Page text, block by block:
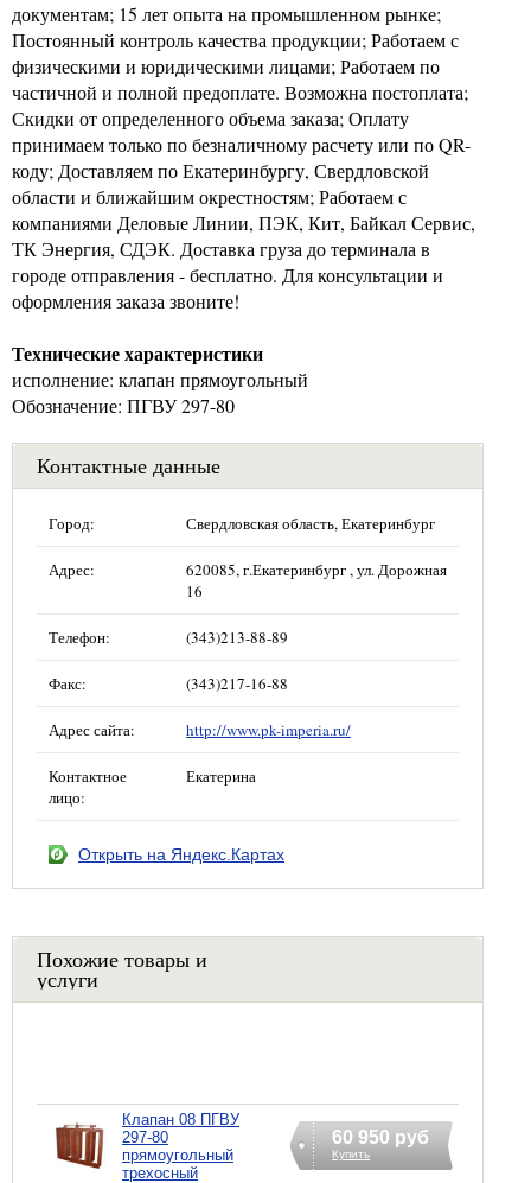
документам; 15 лет опыта на промышленном рынке;
Постоянный контроль качества продукции; Работаем с
физическими и юридическими лицами; Работаем по
частичной и полной предоплате. Возможна постоплата;
Скидки от определенного объема заказа; Оплату
принимаем только по безналичному расчету или по QR-
коду; Доставляем по Екатеринбургу, Свердловской
области и ближайшим окрестностям; Работаем с
компаниями Деловые Линии, ПЭК, Кит, Байкал Сервис,
ТК Энергия, СДЭК. Доставка груза до терминала в
городе отправления - бесплатно. Для консультации и
оформления заказа звоните!
Технические характеристики
исполнение: клапан прямоугольный
Обозначение: ПГВУ 297-80
Контактные данные
Город: Свердловская область, Екатеринбург
Адрес:
620085, г.Екатеринбург , ул. Дорожная
16
Телефон: (343)213-88-89
Факс: (343)217-16-88
Адрес сайта: http://www.pk-imperia.ru/
Контактное
лицо:
Екатерина
Открыть на Яндекс.Картах
Похожие товары и
услуги
Клапан 08 ПГВУ
297-80
прямоугольный
трехосный
60 950 руб
Купить